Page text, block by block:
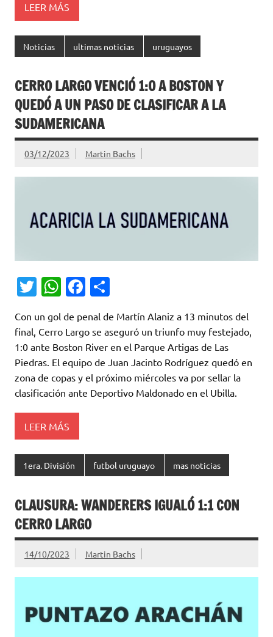
LEER MÁS
Noticias ultimas noticias uruguayos
CERRO LARGO VENCIÓ 1:0 A BOSTON Y
QUEDÓ A UN PASO DE CLASIFICAR A LA
SUDAMERICANA
03/12/2023 Martin Bachs
T
it
te
r
W
at
s
A
p
p
Fa
e
b
o
o
k
m
p
ar
ti
r
Con un gol de penal de Martín Alaniz a 13 minutos del
final, Cerro Largo se aseguró un triunfo muy festejado,
1:0 ante Boston River en el Parque Artigas de Las
Piedras. El equipo de Juan Jacinto Rodríguez quedó en
zona de copas y el próximo miércoles va por sellar la
clasificación ante Deportivo Maldonado en el Ubilla.
LEER MÁS
1era. División futbol uruguayo mas noticias
CLAUSURA: WANDERERS IGUALÓ 1:1 CON
CERRO LARGO
14/10/2023 Martin Bachs